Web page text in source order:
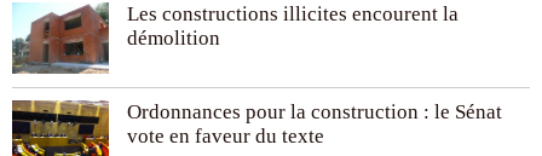
Les constructions illicites encourent la
démolition
Ordonnances pour la construction : le Sénat
vote en faveur du texte